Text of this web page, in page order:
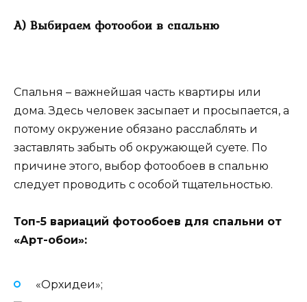
А) Выбираем фотообои в спальню
Спальня – важнейшая часть квартиры или
дома. Здесь человек засыпает и просыпается, а
потому окружение обязано расслаблять и
заставлять забыть об окружающей суете. По
причине этого, выбор фотообоев в спальню
следует проводить с особой тщательностью.
Топ-5 вариаций фотообоев для спальни от
«Арт-обои»:
«Орхидеи»;